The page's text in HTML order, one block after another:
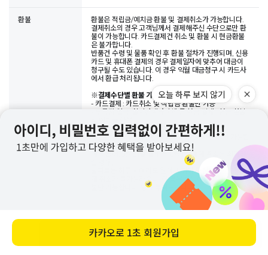
바로 구매하기
환불
환불은 적립금/예치금 환불 및 결제취소가 가능합니다.
결제취소의 경우 고객님께서 결제해주신 수단으로만 환
불이 가능합니다. 카드결제건 취소 및 환불 시 현금환불
은 불가합니다.
반품건 수령 및 물품 확인 후 환불 절차가 진행되며, 신용
카드 및 휴대폰 결제의 경우 결제일자에 맞추어 대금이
청구될 수도 있습니다. 이 경우 익월 대금청구 시 카드사
에서 환급 처리됩니다.
※결제수단별 환불 가능한 수단
- 카드결제 : 카드취소 및 적립금 환불만 가능
- 무통장 입금, 실시간계좌이체 등 현금 결제 : 현금 환불
- 핸드폰 결제 : 핸드폰 결제 취소 및 적립금 환불
핸드폰 결제의 경우, 통신사 정책 상 '당월 취소'만 가능합
니다.
예를 들어, 5월 31일 결제 후 6월 1일 결제 취소를 희망하
날짜로는 하루 차이라도 월이 바뀌어 통신사 정책 상 결
제 취소가 불가능하오니, 이 경우 부득이하게 적립금 환
불만 가능합니다. 양해 부탁드립니다.
상품문의
오늘 하루 보지 않기
카카오로 1초 회원가입